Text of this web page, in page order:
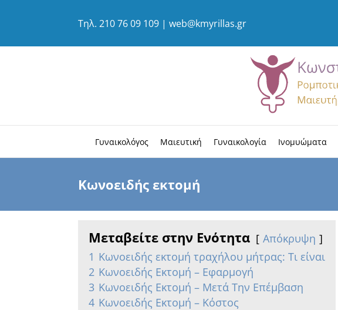
Τηλ. 210 76 09 109 | web@kmyrillas.gr
Γυναικολόγος Μαιευτική Γυναικολογία Ινομυώματα
Κωνοειδής εκτομή
Μεταβείτε στην Ενότητα
Απόκρυψη
1 Κωνοειδής εκτομή τραχήλου μήτρας: Τι είναι
2 Κωνοειδής Εκτομή – Εφαρμογή
3 Κωνοειδής Εκτομή – Μετά Την Επέμβαση
4 Κωνοειδής Εκτομή – Κόστος